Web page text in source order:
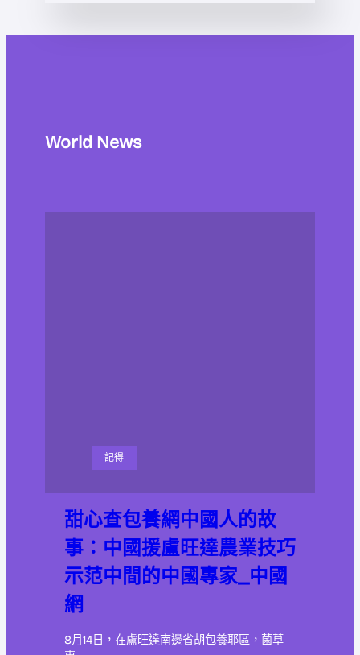
World News
記得
甜心查包養網中國人的故
事：中國援盧旺達農業技巧
示范中間的中國專家_中國
網
8月14日，在盧旺達南邊省胡包養耶區，菌草